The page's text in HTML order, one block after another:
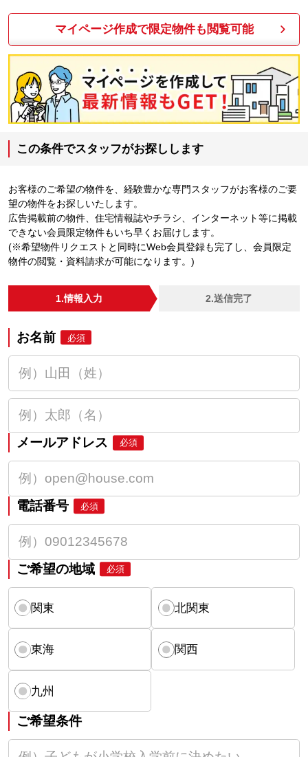
マイページ作成で限定物件も閲覧可能
この条件でスタッフがお探しします
お客様のご希望の物件を、経験豊かな専門スタッフがお客様のご要
望の物件をお探しいたします。
広告掲載前の物件、住宅情報誌やチラシ、インターネット等に掲載
できない会員限定物件もいち早くお届けします。
(※希望物件リクエストと同時にWeb会員登録も完了し、会員限定
物件の閲覧・資料請求が可能になります。)
1.情報入力 2.送信完了
お名前 必須
メールアドレス 必須
電話番号 必須
ご希望の地域 必須
関東 北関東
東海 関西
九州
ご希望条件